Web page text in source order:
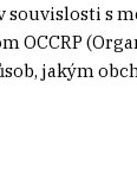
s
OCCRP
jakým